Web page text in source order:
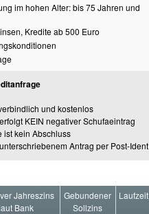
im hohen Alter: bis 75 Jahren und
Kredite ab 500 Euro
und kostenlos
KEIN negativer Schufaeintrag
ist kein Abschluss
Antrag per Post-Ident
Jahreszins
Bank
Gebundener
Sollzins
Laufzeit